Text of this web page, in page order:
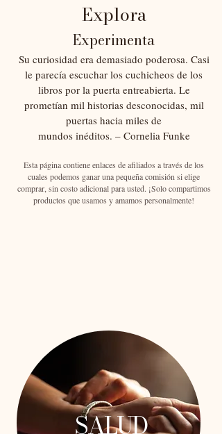
Explora
Experimenta
Su curiosidad era demasiado poderosa. Casi
le parecía escuchar los cuchicheos de los
libros por la puerta entreabierta. Le
prometían mil historias desconocidas, mil
puertas hacia miles de
mundos inéditos. – Cornelia Funke
Esta página contiene enlaces de afiliados a través de los
cuales podemos ganar una pequeña comisión si elige
comprar, sin costo adicional para usted. ¡Solo compartimos
productos que usamos y amamos personalmente!
SALUD